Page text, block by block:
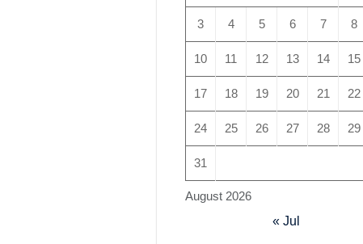
August 2026
3 4 5 6 7 8
10 11 12 13 14 15
17 18 19 20 21 22
24 25 26 27 28 29
31
« Jul